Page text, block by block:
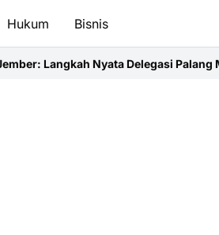
Hukum Bisnis
Delegasi Palang Merah Jepang